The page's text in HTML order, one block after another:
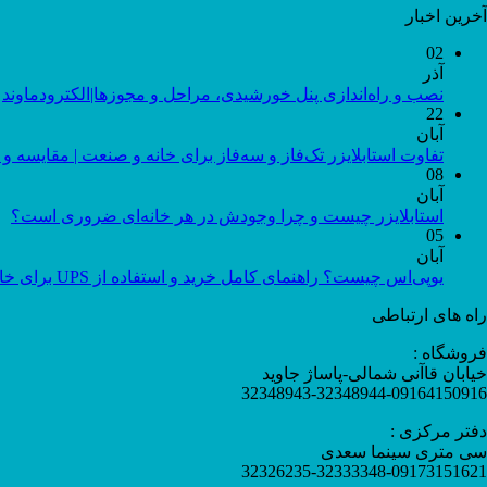
آخرین اخبار
02
آذر
نصب و راه‌اندازی پنل خورشیدی، مراحل و مجوزها|الکترودماوند
22
آبان
تفاوت استابلایزر تک‌فاز و سه‌فاز برای خانه و صنعت | مقایسه و
08
آبان
استابلایزر چیست و چرا وجودش در هر خانه‌ای ضروری است؟
05
آبان
یوپی‌اس چیست؟ راهنمای کامل خرید و استفاده از UPS برای خانه و اداره
راه های ارتباطی
فروشگاه :
خیابان قاآنی شمالی-پاساژ جاوید
32348943-32348944-09164150916
دفتر مرکزی :
سی متری سینما سعدی
32326235-32333348-09173151621